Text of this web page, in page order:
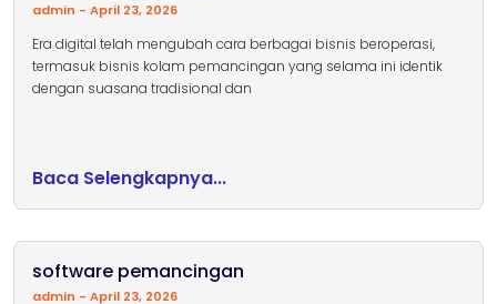
admin April 23, 2026
Era digital telah mengubah cara berbagai bisnis beroperasi,
termasuk bisnis kolam pemancingan yang selama ini identik
dengan suasana tradisional dan
Baca Selengkapnya...
software pemancingan
admin April 23, 2026